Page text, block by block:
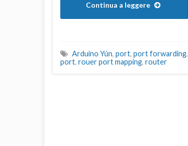
Continua a leggere
Arduino Yún, port, port forwarding,
port, rouer port mapping, router